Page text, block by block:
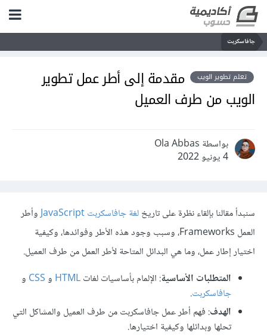
جافاسكربت
تعلم تطوير الويب
مقدمة إلى أطر عمل تطوير
الويب من طرف العميل
بواسطة Ola Abbas
4 يونيو 2022
سنبدأ مقالنا بإلقاء نظرة على تاريخلغة جافاسكربت JavaScript
وأطر
العمل Frameworks، وسبب وجود هذه الأطر وفوائدها، وكيفية
اختيار إطار عمل، وما هي البدائل المتاحة لأطر العمل من طرف العميل.
المتطلبات الأساسية: الإلمام بأساسيات لغاتHTML وCSS و
جافاسكربت.
الهدف: فهم أطر عمل جافاسكربت من طرف العميل والمشاكل التي
تحلها وبدائلها وكيفية اختيارها.